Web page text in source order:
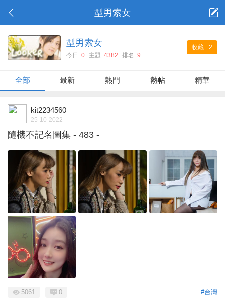
型男索女
收藏 +2
型男索女
今日:0 主題:4382 排名:9
全部 最新 熱門 熱帖 精華
kit2234560
25-10-2022
隨機不記名圖集 - 483 -
#台灣
5061 0